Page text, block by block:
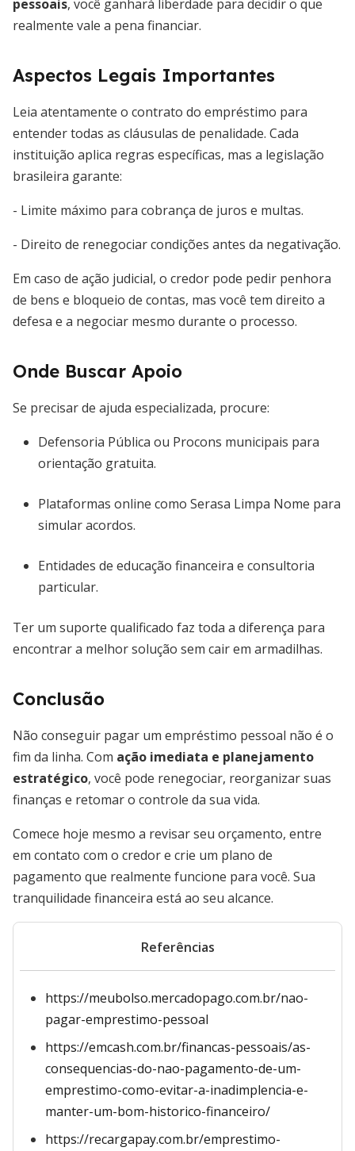
pessoais, você ganhará liberdade para decidir o que
realmente vale a pena financiar.
Aspectos Legais Importantes
Leia atentamente o contrato do empréstimo para
entender todas as cláusulas de penalidade. Cada
instituição aplica regras específicas, mas a legislação
brasileira garante:
- Limite máximo para cobrança de juros e multas.
- Direito de renegociar condições antes da negativação.
Em caso de ação judicial, o credor pode pedir penhora
de bens e bloqueio de contas, mas você tem direito a
defesa e a negociar mesmo durante o processo.
Onde Buscar Apoio
Se precisar de ajuda especializada, procure:
Defensoria Pública ou Procons municipais para
orientação gratuita.
Plataformas online como Serasa Limpa Nome para
simular acordos.
Entidades de educação financeira e consultoria
particular.
Ter um suporte qualificado faz toda a diferença para
encontrar a melhor solução sem cair em armadilhas.
Conclusão
Não conseguir pagar um empréstimo pessoal não é o
fim da linha. Com ação imediata e planejamento
estratégico, você pode renegociar, reorganizar suas
finanças e retomar o controle da sua vida.
Comece hoje mesmo a revisar seu orçamento, entre
em contato com o credor e crie um plano de
pagamento que realmente funcione para você. Sua
tranquilidade financeira está ao seu alcance.
Referências
https://meubolso.mercadopago.com.br/nao-
pagar-emprestimo-pessoal
https://emcash.com.br/financas-pessoais/as-
consequencias-do-nao-pagamento-de-um-
emprestimo-como-evitar-a-inadimplencia-e-
manter-um-bom-historico-financeiro/
https://recargapay.com.br/emprestimo-